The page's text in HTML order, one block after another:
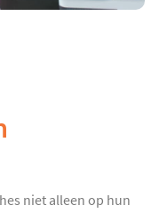
niet alleen op hun